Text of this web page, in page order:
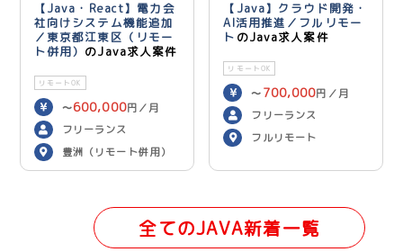
【Java・React】電力会
社向けシステム機能追加
／東京都江東区（リモー
ト併用） のJava求人案件
リモートOK
〜600,000円／月
フリーランス
豊洲（リモート併用）
【Java】クラウド開発・
AI活用推進／フルリモー
ト のJava求人案件
リモートOK
〜 700,000円／月
フリーランス
フルリモート
全てのJAVA新着一覧